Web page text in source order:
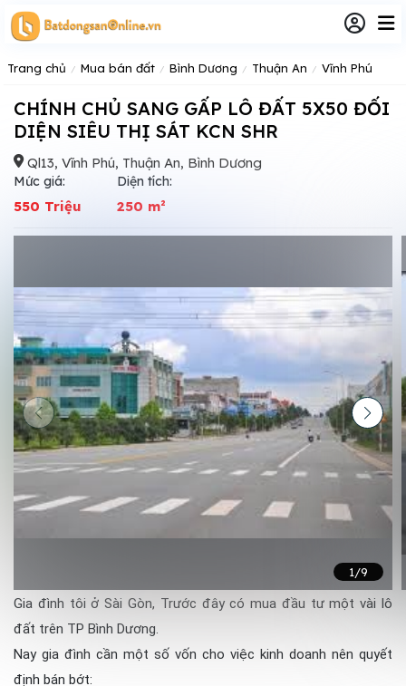
Trang chủ Mua bán đất Bình Dương Thuận An Vĩnh Phú
CHÍNH CHỦ SANG GẤP LÔ ĐẤT 5X50 ĐỐI
DIỆN SIÊU THỊ SÁT KCN SHR
Ql13, Vĩnh Phú, Thuận An, Bình Dương
Mức giá:
550 Triệu
Diện tích:
250 m²
1/9
Gia đình tôi ở Sài Gòn, Trước đây có mua đầu tư một vài lô
đất trên TP Bình Dương.
Nay gia đình cần một số vốn cho việc kinh doanh nên quyết
định bán bớt: